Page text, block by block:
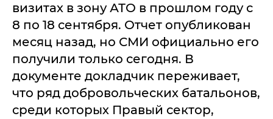
визитах в зону АТО в прошлом году с
8 по 18 сентября. Отчет опубликован
месяц назад, но СМИ официально его
получили только сегодня. В
документе докладчик переживает,
что ряд добровольческих батальонов,
среди которых Правый сектор,